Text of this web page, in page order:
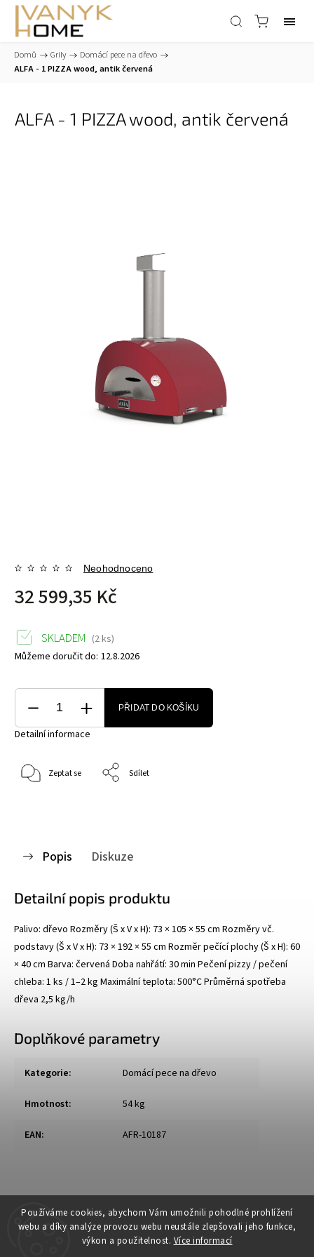
Používáme cookies, abychom Vám umožnili pohodlné prohlížení
webu a díky analýze provozu webu neustále zlepšovali jeho funkce,
výkon a použitelnost. Více informací
Domů / Grily / Domácí pece na dřevo /
ALFA - 1 PIZZA wood, antik červená
ALFA - 1 PIZZA wood, antik červená
Neohodnoceno
32 599,35 Kč
SKLADEM (2 ks)
Můžeme doručit do: 12.8.2026
PŘIDAT DO KOŠÍKU
Detailní informace
Zeptat se Sdílet
Popis Diskuze
Detailní popis produktu
Palivo: dřevo Rozměry (Š x V x H): 73 × 105 × 55 cm Rozměry vč.
podstavy (Š x V x H): 73 × 192 × 55 cm Rozměr pečící plochy (Š x H): 60
× 40 cm Barva: červená Doba nahřátí: 30 min Pečení pizzy / pečení
chleba: 1 ks / 1–2 kg Maximální teplota: 500°C Průměrná spotřeba
dřeva 2,5 kg/h
Doplňkové parametry
Kategorie: Domácí pece na dřevo
Hmotnost: 54 kg
EAN: AFR-10187